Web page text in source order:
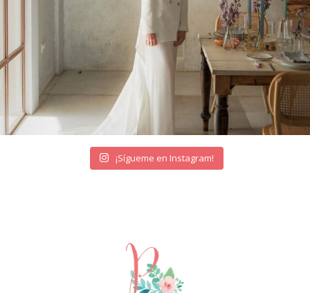
¡Sígueme en Instagram!